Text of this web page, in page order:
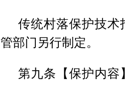
传统村落保护技术
管部门另行制定。
第九条【保护内